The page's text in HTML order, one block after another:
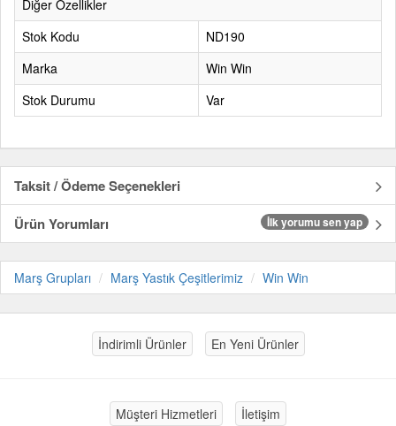
Diğer Özellikler
Stok Kodu
ND190
Marka
Win Win
Stok Durumu
Var
Taksit / Ödeme Seçenekleri
Ürün Yorumları
İlk yorumu sen yap
Marş Grupları Marş Yastık Çeşitlerimiz Win Win
İndirimli Ürünler En Yeni Ürünler
Müşteri Hizmetleri İletişim